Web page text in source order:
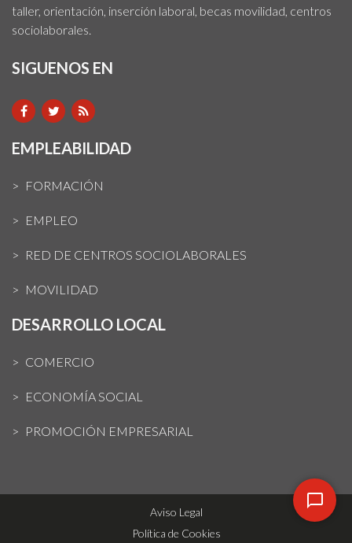
taller, orientación, inserción laboral, becas movilidad, centros
sociolaborales.
SIGUENOS EN
EMPLEABILIDAD
FORMACIÓN
EMPLEO
RED DE CENTROS SOCIOLABORALES
MOVILIDAD
DESARROLLO LOCAL
COMERCIO
ECONOMÍA SOCIAL
PROMOCIÓN EMPRESARIAL
Aviso Legal
Política de Cookies